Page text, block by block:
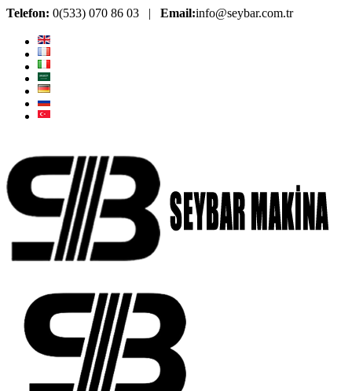
Telefon: 0(533) 070 86 03 | Email:info@seybar.com.tr